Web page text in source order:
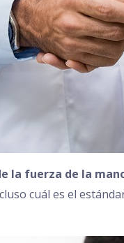
la fuerza de la
cuál es el